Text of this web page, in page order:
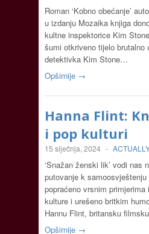
Roman ‘Kobno obećanje’
u izdanju Mozaika knjiga
kultne inspektorice Kim
šumi otkriveno tijelo brutalno
detektivka Kim Stone…
Opširnije →
Hanna Flint:
i pop kulturi
15 siječnja, 2024 - ACTUALLY
‘Snažan ženski lik’ vodi nas
putovanje k
popraćeno vrsnim
kulture i urešeno britkim
Hannu Flint, britansku
Opširnije →